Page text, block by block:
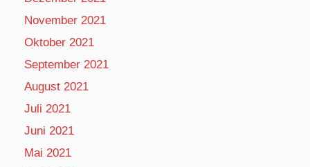
November 2021
Oktober 2021
September 2021
August 2021
Juli 2021
Juni 2021
Mai 2021